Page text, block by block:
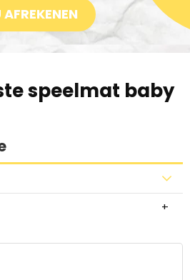
AFREKENEN
speelmat baby